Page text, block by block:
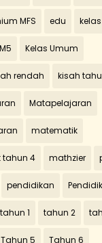
MFS edu
Kelas Umum
rendah kisah
Matapelajaran
matematik
4 mathzier
pendidikan
tahun 1 tahun 2
Tahun 5 Tahun 6